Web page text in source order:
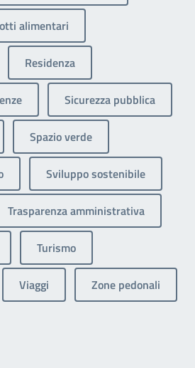
alimentari
Residenza
Sicurezza pubblica
Spazio verde
Sviluppo sostenibile
Trasparenza amministrativa
Turismo
Viaggi Zone pedonali